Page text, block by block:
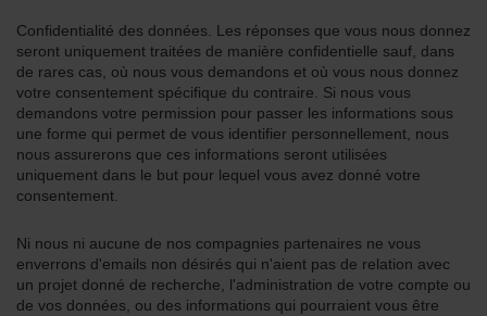
Confidentialité des données. Les réponses que vous nous donnez
seront uniquement traitées de manière confidentielle sauf, dans
de rares cas, où nous vous demandons et où vous nous donnez
votre consentement spécifique du contraire. Si nous vous
demandons votre permission pour passer les informations sous
une forme qui permet de vous identifier personnellement, nous
nous assurerons que ces informations seront utilisées
uniquement dans le but pour lequel vous avez donné votre
consentement.
Ni nous ni aucune de nos compagnies partenaires ne vous
enverrons d'emails non désirés qui n'aient pas de relation avec
un projet donné de recherche, l'administration de votre compte ou
de vos données, ou des informations qui pourraient vous être